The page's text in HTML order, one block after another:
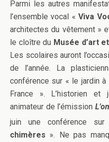
Parmi les autres
l’ensemble vocal «Viva
architectes du vêtement »
le cloître du Musée d’art
Les scolaires auront
de l’année. La
conférence sur « le jardin
France ». L’historien et
animateur de l’émission
juin une conférence
chimères ». Ne pas